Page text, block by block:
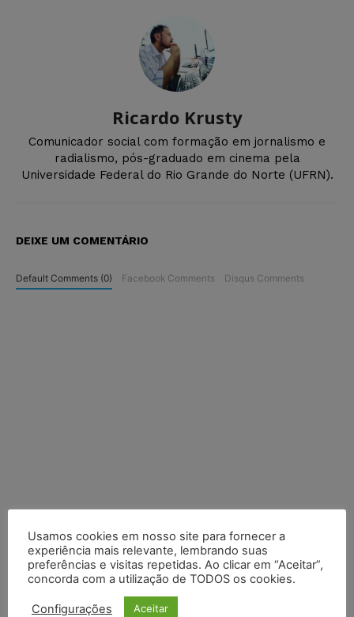
Ricardo Krusty
Comunicador social com formação em jornalismo e
radialismo, pós-graduado em cinema pela
Universidade Federal do Rio Grande do Norte (UFRN).
DEIXE UM COMENTÁRIO
Default Comments (0) Facebook Comments Disqus Comments
Usamos cookies em nosso site para fornecer a
experiência mais relevante, lembrando suas
preferências e visitas repetidas. Ao clicar em “Aceitar”,
concorda com a utilização de TODOS os cookies.
Configurações Aceitar